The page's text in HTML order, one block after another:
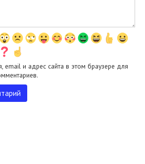
email и адрес сайта в этом браузере для